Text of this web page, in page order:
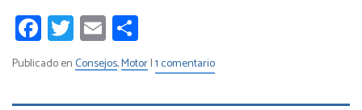
Facebook
Twitter
Email
Publicado enConsejos,Motor|1 comentario